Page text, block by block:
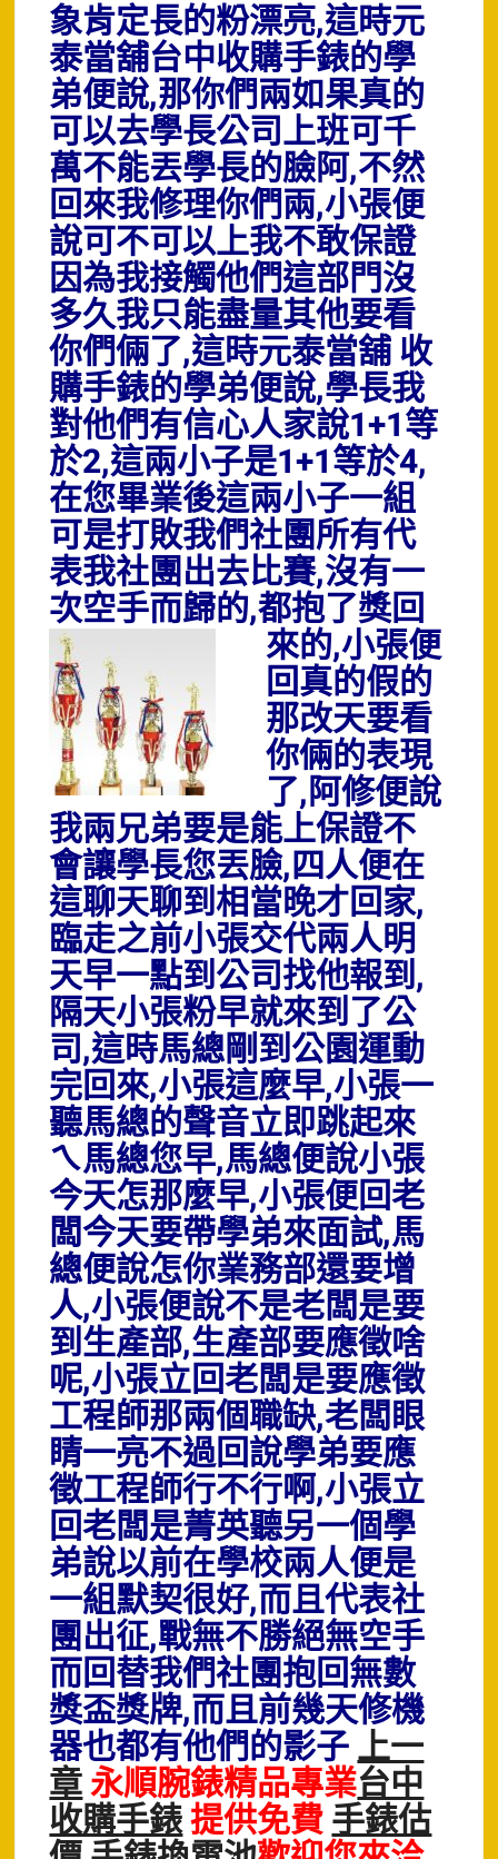
象肯定長的粉漂亮,這時元
泰當舖台中收購手錶的學
弟便說,那你們兩如果真的
可以去學長公司上班可千
萬不能丟學長的臉阿,不然
回來我修理你們兩,小張便
說可不可以上我不敢保證
因為我接觸他們這部門沒
多久我只能盡量其他要看
你們倆了,這時元泰當舖 收
購手錶的學弟便說,學長我
對他們有信心人家說1+1等
於2,這兩小子是1+1等於4,
在您畢業後這兩小子一組
可是打敗我們社團所有代
表我社團出去比賽,沒有一
次空手而歸的,都抱了獎回
來的,小張便
回真的假的
那改天要看
你倆的表現
了,阿修便說
我兩兄弟要是能上保證不
會讓學長您丟臉,四人便在
這聊天聊到相當晚才回家,
臨走之前小張交代兩人明
天早一點到公司找他報到,
隔天小張粉早就來到了公
司,這時馬總剛到公園運動
完回來,小張這麼早,小張一
聽馬總的聲音立即跳起來
ㄟ馬總您早,馬總便說小張
今天怎那麼早,小張便回老
闆今天要帶學弟來面試,馬
總便說怎你業務部還要增
人,小張便說不是老闆是要
到生產部,生產部要應徵啥
呢,小張立回老闆是要應徵
工程師那兩個職缺,老闆眼
睛一亮不過回說學弟要應
徵工程師行不行啊,小張立
回老闆是菁英聽另一個學
弟說以前在學校兩人便是
一組默契很好,而且代表社
團出征,戰無不勝絕無空手
而回替我們社團抱回無數
獎盃獎牌,而且前幾天修機
器也都有他們的影子上一
章永順腕錶精品專業台中
收購手錶提供免費手錶估